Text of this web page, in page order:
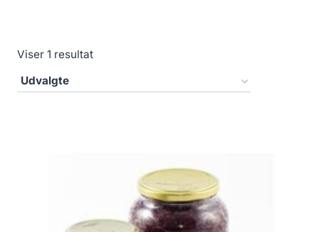
Viser 1 resultat